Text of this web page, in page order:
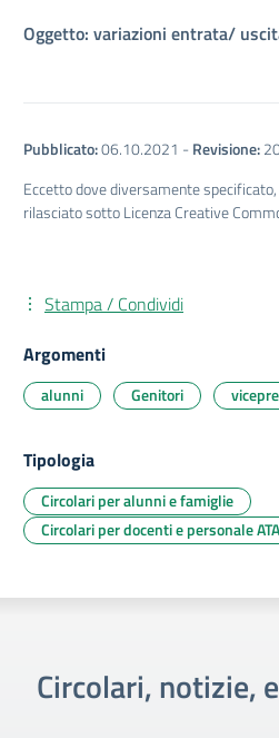
Oggetto: variazioni entrata/
Pubblicato:06.10.2021 -Revisione:
Eccetto dove diversamente
rilasciato sotto Licenza Creative
Stampa / Condividi
Argomenti
alunni Genitori
Tipologia
Circolari per alunni e famiglie
Circolari per docenti e personale ATA
Circolari, notizie,